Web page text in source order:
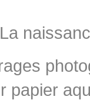
La
papier